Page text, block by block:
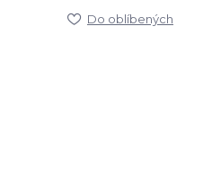
Do oblíbených